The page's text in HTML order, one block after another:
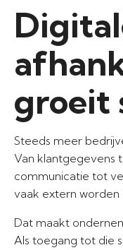
groeit
Steeds meer
Van klantgegevens
communicatie tot
vaak extern worden
Dat maakt
Als toegang tot die